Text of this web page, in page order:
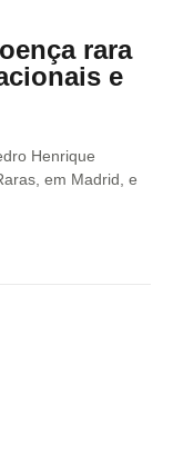
rara
e
Henrique
em Madrid, e